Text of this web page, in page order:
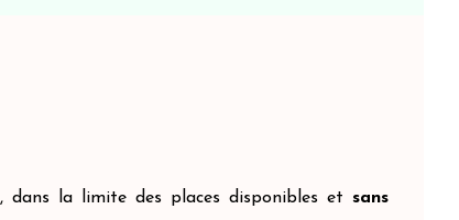
, dans la limite des places disponibles etsans